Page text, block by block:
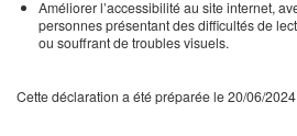
Améliorer l’accessibilité au site internet,
personnes présentant des difficultés de
ou souffrant de troubles visuels.
Cette déclaration a été préparée le 20/06/2024.